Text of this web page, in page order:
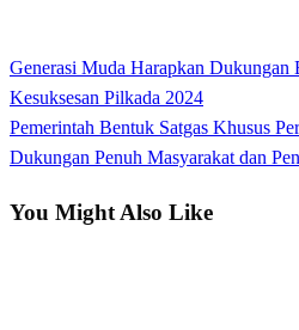
Post
navigation
Previous
Post
Generasi Muda Harapkan Dukungan
Kesuksesan Pilkada 2024
Next
Post
Pemerintah Bentuk Satgas Khusus
Dukungan Penuh Masyarakat dan
You Might Also Like